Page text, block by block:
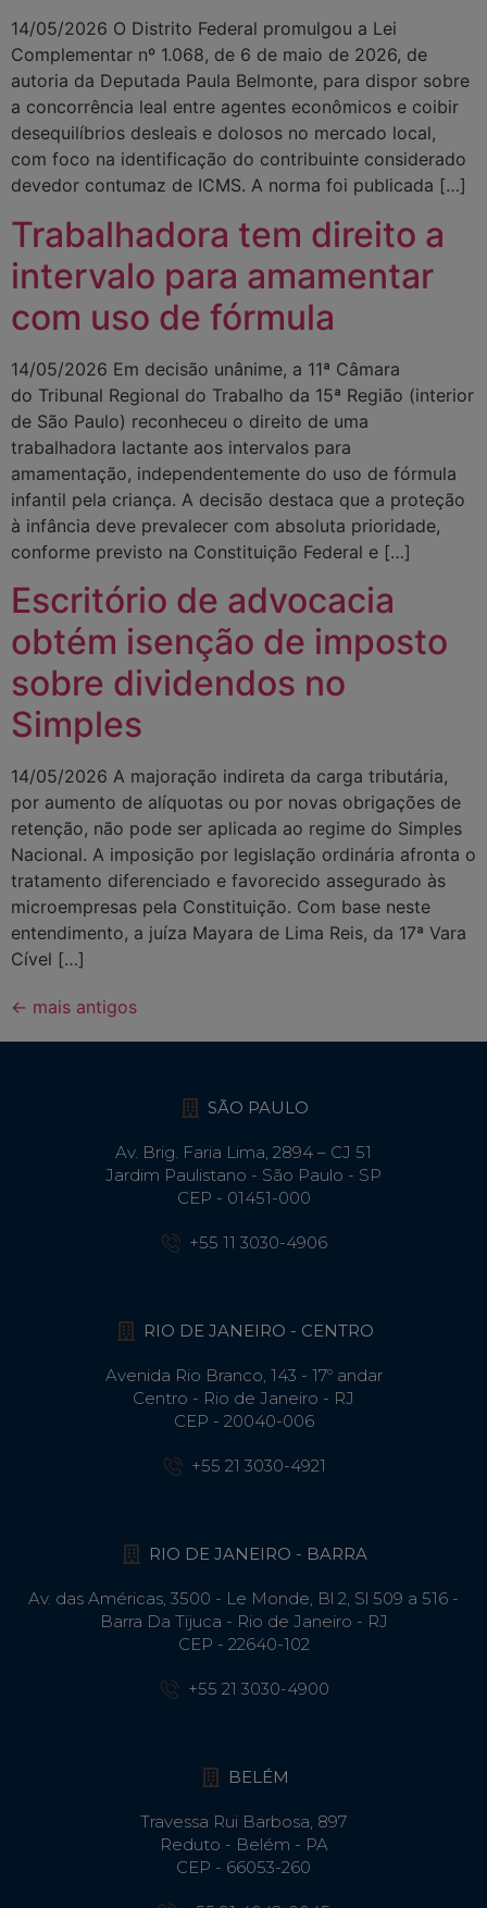
14/05/2026 O Distrito Federal promulgou a Lei
Complementar nº 1.068, de 6 de maio de 2026, de
autoria da Deputada Paula Belmonte, para dispor sobre
a concorrência leal entre agentes econômicos e coibir
desequilíbrios desleais e dolosos no mercado local,
com foco na identificação do contribuinte considerado
devedor contumaz de ICMS. A norma foi publicada […]
Trabalhadora tem direito a
intervalo para amamentar
com uso de fórmula
14/05/2026 Em decisão unânime, a 11ª Câmara
do Tribunal Regional do Trabalho da 15ª Região (interior
de São Paulo) reconheceu o direito de uma
trabalhadora lactante aos intervalos para
amamentação, independentemente do uso de fórmula
infantil pela criança. A decisão destaca que a proteção
à infância deve prevalecer com absoluta prioridade,
conforme previsto na Constituição Federal e […]
Escritório de advocacia
obtém isenção de imposto
sobre dividendos no
Simples
14/05/2026 A majoração indireta da carga tributária,
por aumento de alíquotas ou por novas obrigações de
retenção, não pode ser aplicada ao regime do Simples
Nacional. A imposição por legislação ordinária afronta o
tratamento diferenciado e favorecido assegurado às
microempresas pela Constituição. Com base neste
entendimento, a juíza Mayara de Lima Reis, da 17ª Vara
Cível […]
← mais antigos
SÃO PAULO
Av. Brig. Faria Lima, 2894 – CJ 51
Jardim Paulistano - São Paulo - SP
CEP - 01451-000
+55 11 3030-4906
RIO DE JANEIRO - CENTRO
Avenida Rio Branco, 143 - 17º andar
Centro - Rio de Janeiro - RJ
CEP - 20040-006
+55 21 3030-4921
RIO DE JANEIRO - BARRA
Av. das Américas, 3500 - Le Monde, Bl 2, Sl 509 a 516 -
Barra Da Tijuca - Rio de Janeiro - RJ
CEP - 22640-102​
+55 21 3030-4900
BELÉM
Travessa Rui Barbosa, 897
Reduto - Belém - PA
CEP - 66053-260